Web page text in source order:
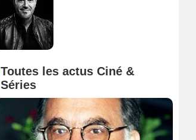
Toutes les actus Ciné &
Séries